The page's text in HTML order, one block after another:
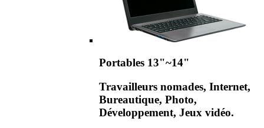
Portables 13"~14"
Travailleurs nomades, Internet,
Bureautique, Photo,
Développement, Jeux vidéo.